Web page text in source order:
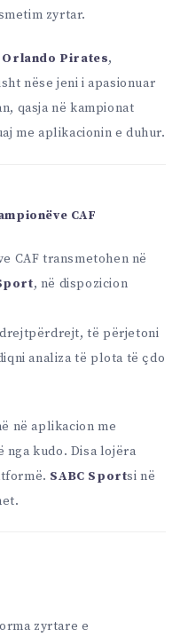
zyrtar.
Orlando Pirates,
nëse jeni i apasionuar
qasja në kampionat
me aplikacionin e duhur.
CAF
CAF transmetohen në
, në dispozicion
drejtpërdrejt, të përjetoni
analiza të plota të çdo
në aplikacion me
kudo. Disa lojëra
SABC Sportsi në
zyrtare e